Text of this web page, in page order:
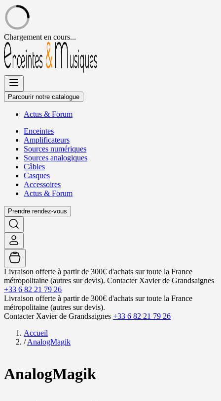
Chargement en cours...
Allez
au
contenu
Parcourir notre catalogue
Actus & Forum
Enceintes
Amplificateurs
Sources numériques
Sources analogiques
Câbles
Casques
Accessoires
Actus & Forum
Prendre rendez-vous
Livraison offerte à partir de 300€ d'achats sur toute la France
métropolitaine (autres sur devis). Contacter Xavier de Grandsaignes
+33 6 82 21 79 26
Livraison offerte à partir de 300€ d'achats sur toute la France
métropolitaine (autres sur devis).
Contacter Xavier de Grandsaignes +33 6 82 21 79 26
Accueil
/ AnalogMagik
AnalogMagik